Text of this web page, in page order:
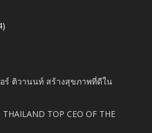
อร์ ติวานนท์ สร้างสุขภาพที่ดีใน
TOP CEO OF THE